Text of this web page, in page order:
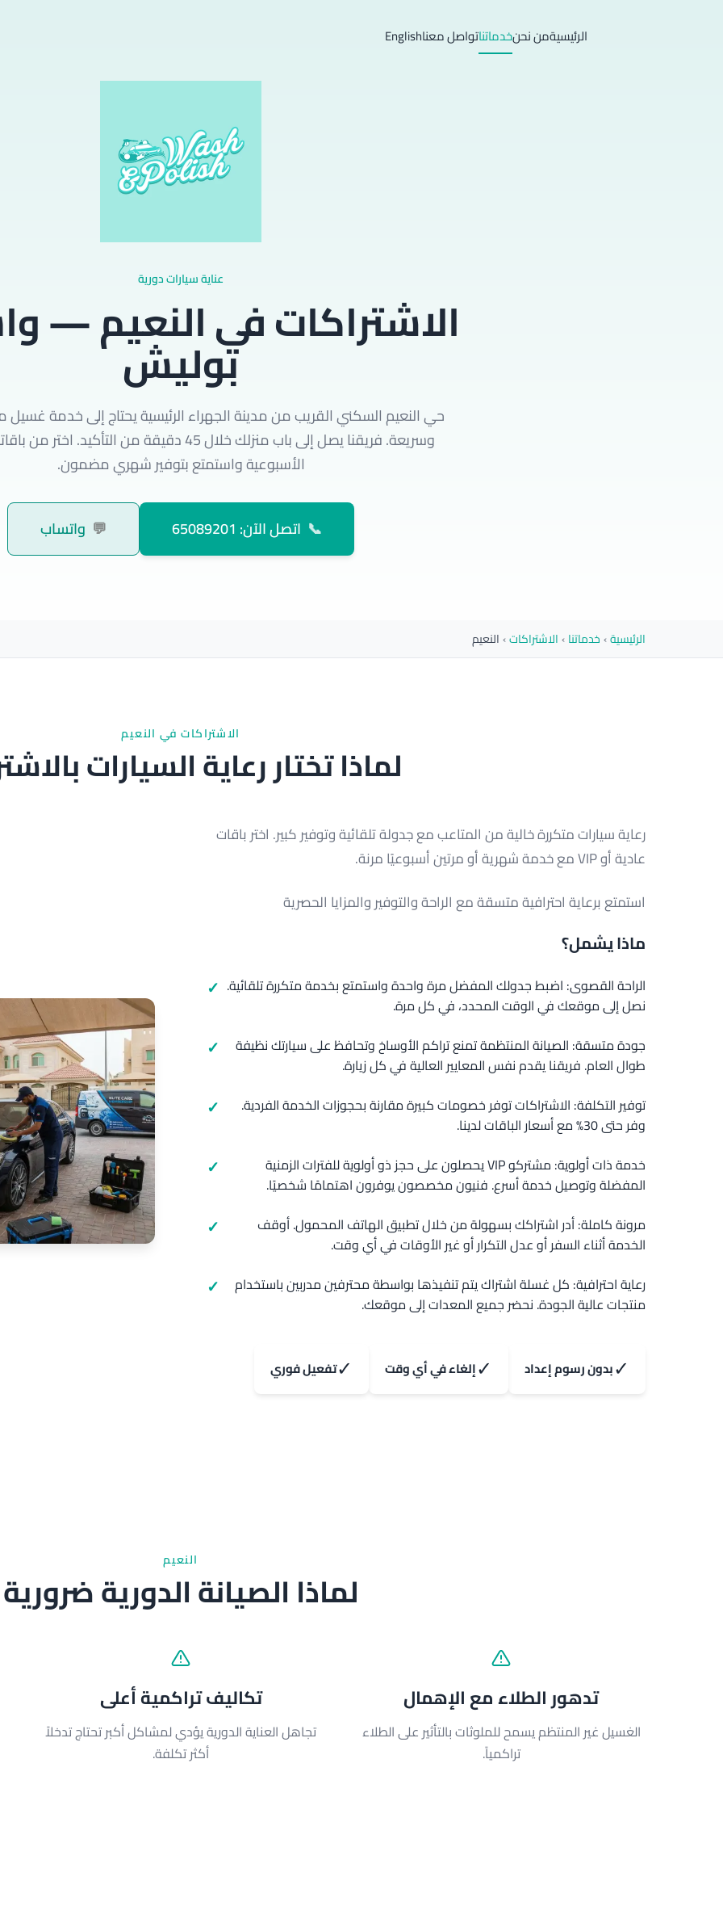
الرئيسيةمن نحنخدماتناتواصل معناEnglish
عناية سيارات دورية
الاشتراكات في النعيم —
بوليش
حي النعيم السكني القريب من مدينة الجهراء الرئيسية يحتاج إلى خدمة
وسريعة. فريقنا يصل إلى باب منزلك خلال 45 دقيقة من التأكيد.
الأسبوعية واستمتع بتوفير شهري مضمون.
📞 اتصل الآن: 65089201 💬 واتساب
الرئيسية›خدماتنا›الاشتراكات›النعيم
الاشتراكات في النعيم
لماذا تختار رعاية السيارات
رعاية سيارات متكررة خالية من المتاعب مع جدولة تلقائية وتوفير كبير. اختر باقات
عادية أو VIP مع خدمة شهرية أو مرتين أسبوعيًا مرنة.
استمتع برعاية احترافية متسقة مع الراحة والتوفير والمزايا الحصرية
ماذا يشمل؟
الراحة القصوى: اضبط جدولك المفضل مرة واحدة واستمتع بخدمة متكررة تلقائية.
نصل إلى موقعك في الوقت المحدد، في كل مرة.
جودة متسقة: الصيانة المنتظمة تمنع تراكم الأوساخ وتحافظ على سيارتك نظيفة
طوال العام. فريقنا يقدم نفس المعايير العالية في كل زيارة.
توفير التكلفة: الاشتراكات توفر خصومات كبيرة مقارنة بحجوزات الخدمة الفردية.
وفر حتى 30% مع أسعار الباقات لدينا.
خدمة ذات أولوية: مشتركو VIP يحصلون على حجز ذو أولوية للفترات الزمنية
المفضلة وتوصيل خدمة أسرع. فنيون مخصصون يوفرون اهتمامًا شخصيًا.
مرونة كاملة: أدر اشتراكك بسهولة من خلال تطبيق الهاتف المحمول. أوقف
الخدمة أثناء السفر أو عدل التكرار أو غير الأوقات في أي وقت.
رعاية احترافية: كل غسلة اشتراك يتم تنفيذها بواسطة محترفين مدربين باستخدام
منتجات عالية الجودة. نحضر جميع المعدات إلى موقعك.
✓بدون رسوم إعداد ✓إلغاء في أي وقت ✓تفعيل فوري
النعيم
لماذا الصيانة الدورية ضرورية
تدهور الطلاء مع الإهمال
الغسيل غير المنتظم يسمح للملوثات بالتأثير على الطلاء
تراكمياً.
تكاليف تراكمية أعلى
تجاهل العناية الدورية يؤدي لمشاكل أكبر تحتاج تدخلاً
أكثر تكلفة.